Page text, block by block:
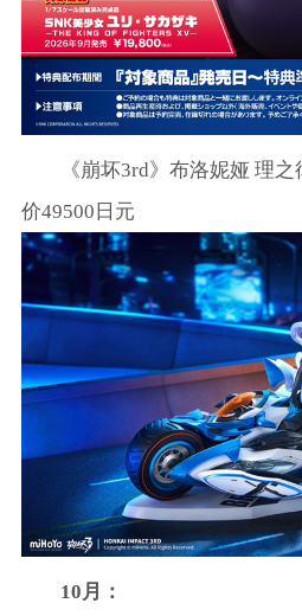
《崩坏3rd》布洛妮娅 理
价49500日元
10月：